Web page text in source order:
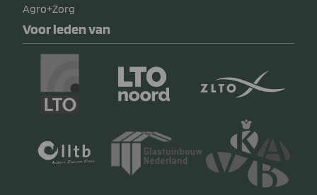
Agro+Zorg
Voor leden van